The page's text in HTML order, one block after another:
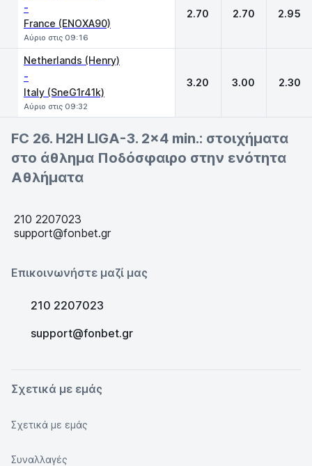
-
France (ENOXA90)
Αύριο στις 09:16
2.70 2.70 2.95
Netherlands (Henry)
-
Italy (SneG1r41k)
Αύριο στις 09:32
3.20 3.00 2.30
FC 26. H2H LIGA-3. 2x4 min.: στοιχήματα
στο άθλημα Ποδόσφαιρο στην ενότητα
Αθλήματα
210 2207023
support@fonbet.gr
Επικοινωνήστε μαζί μας
210 2207023
support@fonbet.gr
Σχετικά με εμάς
Σχετικά με εμάς
Συναλλαγές